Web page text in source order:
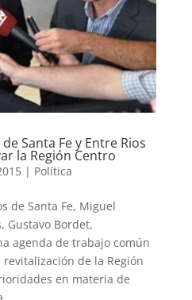
Santa Fe y Entre Rios
la Región Centro
| Política
de Santa Fe, Miguel
Gustavo Bordet,
agenda de trabajo común
de la Región
en materia de